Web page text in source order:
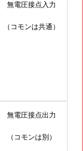
無電圧接点入力
（コモンは共通）
無電圧接点出力
（コモンは別）